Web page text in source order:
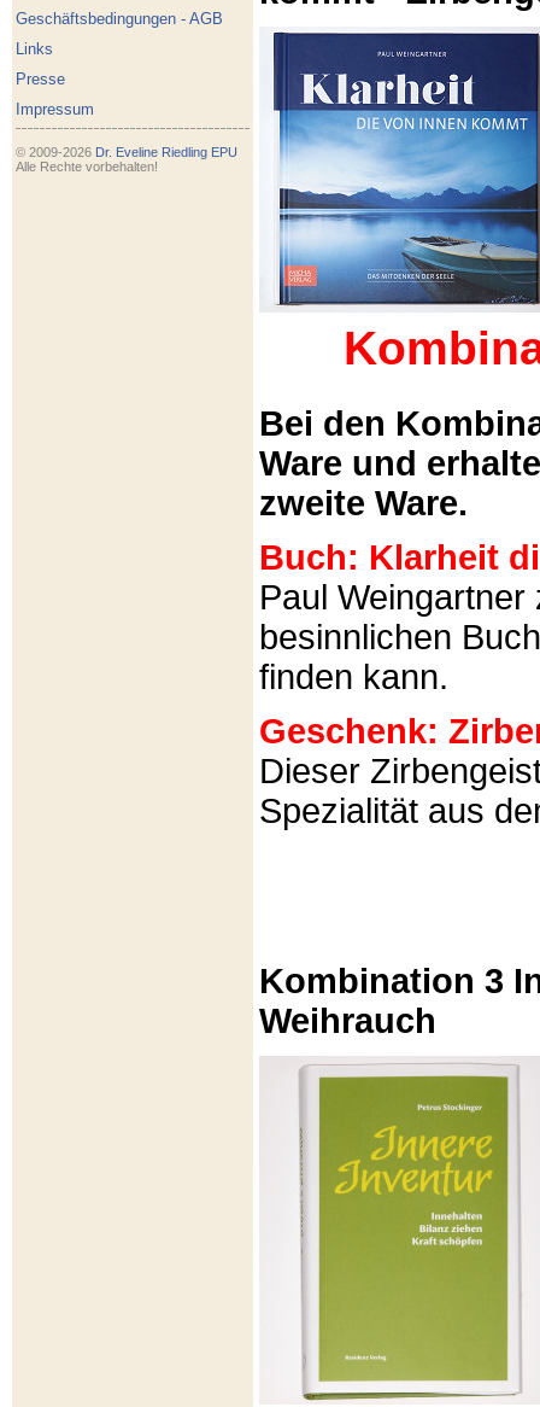
Geschäftsbedingungen - AGB
Links
Presse
Impressum
© 2009-2026 Dr. Eveline Riedling EPU
Alle Rechte vorbehalten!
Bei den
Ware und
zweite Ware.
Buch: Klarheit
Paul
besinnlichen
finden kann.
Geschenk:
Dieser
Spezialität aus
Kombination 3
Weihrauch